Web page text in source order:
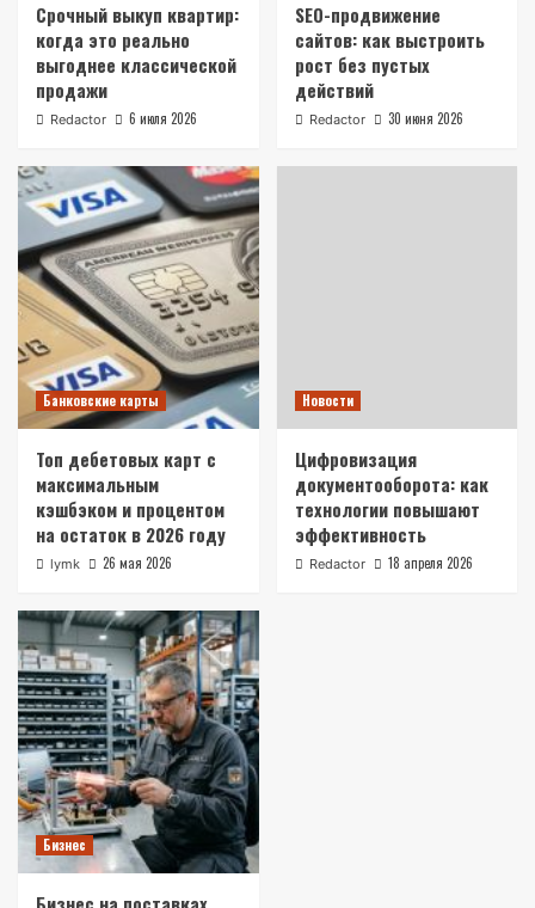
Срочный выкуп квартир:
когда это реально
выгоднее классической
продажи
Redactor 6 июля 2026
SEO-продвижение
сайтов: как выстроить
рост без пустых
действий
Redactor 30 июня 2026
Банковские карты
Топ дебетовых карт с
максимальным
кэшбэком и процентом
на остаток в 2026 году
lymk 26 мая 2026
Новости
Цифровизация
документооборота: как
технологии повышают
эффективность
Redactor 18 апреля 2026
Бизнес